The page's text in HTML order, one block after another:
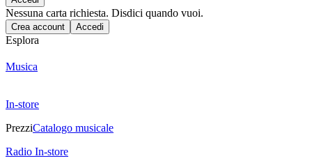
Nessuna carta richiesta. Disdici quando vuoi.
Crea account Accedi
Esplora
Musica
In-store
PrezziCatalogo musicale
Radio In-store